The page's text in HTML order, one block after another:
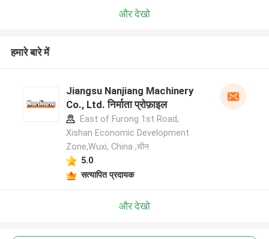
और देखो
हमारे बारे में
Jiangsu Nanjiang Machinery
Co., Ltd. निर्माता प्रोफ़ाइल
East of Furong 1st Road,
Xishan Economic Development
Zone,Wuxi, China ,चीन
5.0
सत्यापित प्रदायक
और देखो